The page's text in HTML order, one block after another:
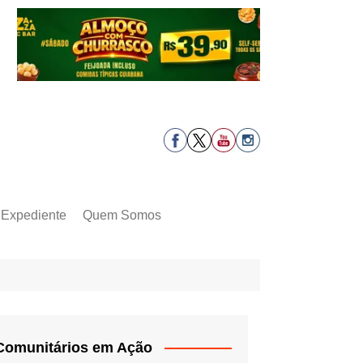
Expediente Quem Somos
em Ação